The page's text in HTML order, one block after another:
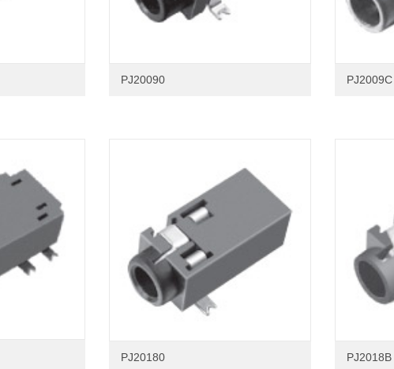
PJ20090 PJ2009C
PJ20180 PJ2018B